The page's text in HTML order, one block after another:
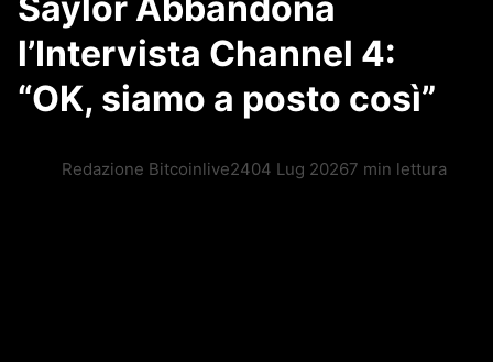
l’Intervista Channel 4:
“OK, siamo a posto così”
Redazione Bitcoinlive2404 Lug 20267 min lettura